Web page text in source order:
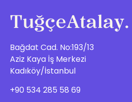
Bağdat Cad. No:193/13
Aziz Kaya İş Merkezi
Kadıköy/İstanbul
+90 534 285 58 69